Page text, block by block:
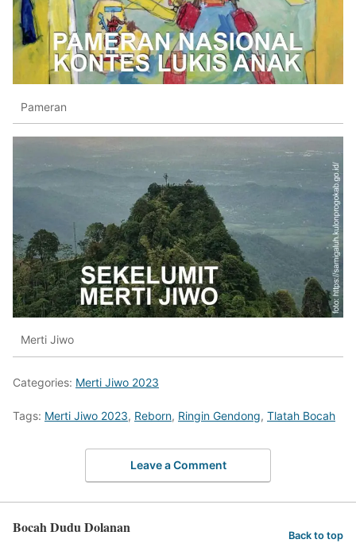
Pameran
Merti Jiwo
Categories: Merti Jiwo 2023
Tags: Merti Jiwo 2023, Reborn, Ringin Gendong, Tlatah Bocah
Leave a Comment
Bocah Dudu Dolanan Back to top